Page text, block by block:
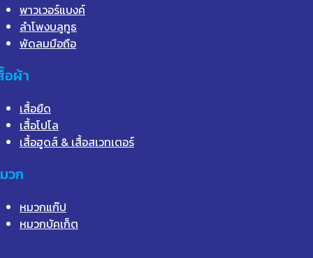
พาวเวอร์แบงค์
ลำโพงบลูทูธ
พัดลมมือถือ
อผ้า
เสื้อยืด
เสื้อโปโล
เสื้อฮูดส์ & เสื้อสเวทเตอร์
วก
หมวกแก๊ป
หมวกบัคเก็ต